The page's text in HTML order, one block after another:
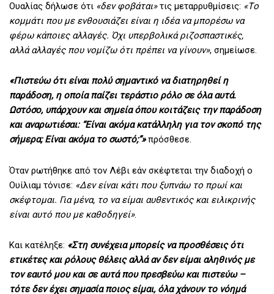
Ουαλίας δήλωσε ότι «δεν φοβάται»τις μεταρρυθμίσεις: «Tο
κομμάτι που με ενθουσιάζει είναι η ιδέα να μπορέσω να
φέρω κάποιες αλλαγές. Όχι υπερβολικά ριζοσπαστικές,
αλλά αλλαγές που νομίζω ότι πρέπει να γίνουν», σημείωσε.
«Πιστεύω ότι είναι πολύ σημαντικό να διατηρηθεί η
παράδοση, η οποία παίζει τεράστιο ρόλο σε όλα αυτά.
Ωστόσο, υπάρχουν και σημεία όπου κοιτάζεις την παράδοση
και αναρωτιέσαι: “Είναι ακόμα κατάλληλη για τον σκοπό της
σήμερα; Είναι ακόμα το σωστό;”»πρόσθεσε.
Όταν ρωτήθηκε από τον Λέβι εάν σκέφτεται την διαδοχή ο
Ουίλιαμ τόνισε: «Δεν είναι κάτι που ξυπνάω το πρωί και
σκέφτομαι. Για μένα, το να είμαι αυθεντικός και ειλικρινής
είναι αυτό που με καθοδηγεί».
Και κατέληξε: «Στη συνέχεια μπορείς να προσθέσεις ότι
ετικέτες και ρόλους θέλεις αλλά αν δεν είμαι αληθινός με
τον εαυτό μου και σε αυτά που πρεσβεύω και πιστεύω –
τότε δεν έχει σημασία ποιος είμαι, όλα χάνουν το νόημά